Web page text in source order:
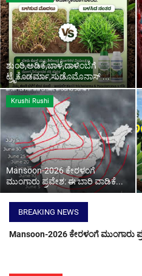
Contact Us
ಶುಂಠಿ,ಅಡಿಕೆ,ಬಾಳೆ,ದಾಳಿಂಬೆಗೆ
ಟ್ರೈಕೊಡರ್ಮಾ,ಸುಡೊಮೊನಾಸ್ ...
Krushi Rushi
Mansoon-2026 ಕೇರಳಂಗೆ
ಮುಂಗಾರು ಪ್ರವೇಶ: ಈ ಬಾರಿ ವಾಡಿಕೆ...
BREAKING NEWS